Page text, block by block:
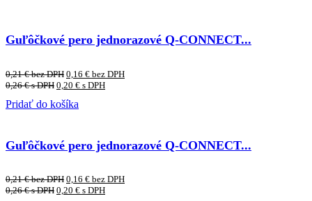
Guľôčkové pero jednorazové Q-CONNECT...
0,21€bez DPH 0,16 € bez DPH
0,26€s DPH 0,20 € s DPH
Pridať do košíka
Guľôčkové pero jednorazové Q-CONNECT...
0,21€bez DPH 0,16 € bez DPH
0,26€s DPH 0,20 € s DPH